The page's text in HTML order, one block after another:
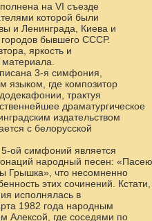
на VI съезде
которой были
и Ленинграда, Киева и
городов бывшего СССР.
яркость и
материала.
3-я симфония,
где композитор
трактуя
драматургическое
издательством
с белорусской
ой симфоний является
народный песен: «Пасею
Грышка», что несомненно
этих сочинений. Кстати,
исполнялась в
1982 года народным
Алексой, где соседями по